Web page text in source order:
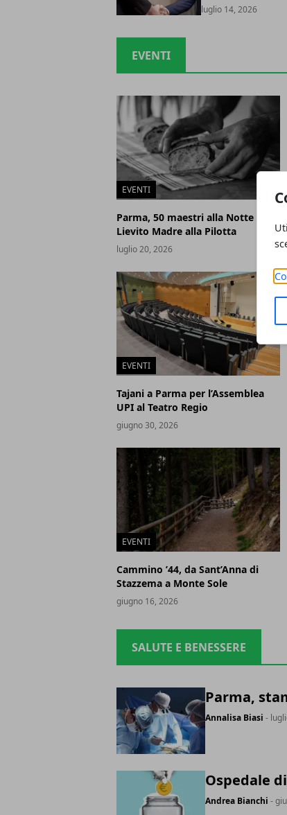
luglio 14, 2026
EVENTI
EVENTI
Parma, 50 maestri alla Notte del
Lievito Madre alla Pilotta
luglio 20, 2026
EVENTI
Tajani a Parma per l’Assemblea
UPI al Teatro Regio
giugno 30, 2026
EVENTI
Cammino ’44, da Sant’Anna di
Stazzema a Monte Sole
giugno 16, 2026
SALUTE E BENESSERE
Parma,
Annalisa Biasi -
Ospedale
Andrea Bianchi -